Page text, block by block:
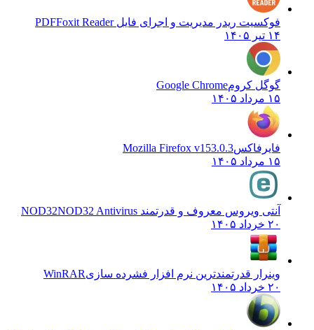
فوکسیت ریدر مدیریت و اجرای فایل PDFFoxit Reader
۱۴ تیر ۱۴۰۵
گوگل کرومGoogle Chrome
۱۵ مرداد ۱۴۰۵
فایرفاکسMozilla Firefox v153.0.3
۱۵ مرداد ۱۴۰۵
آنتی ویروس معروف و قدرتمند NOD32 NOD32 Antivirus
۲۰ خرداد ۱۴۰۵
وینرار قدرتمندترین نرم افزار فشرده سازیWinRAR
۲۰ خرداد ۱۴۰۵